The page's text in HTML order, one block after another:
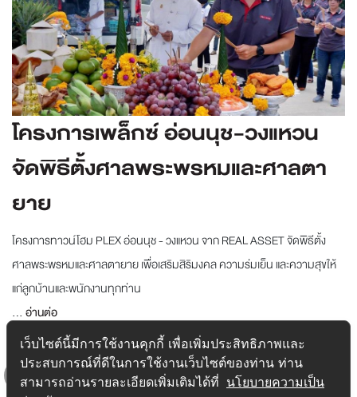
โครงการเพล็กซ์ อ่อนนุช-วงแหวน
จัดพิธีตั้งศาลพระพรหมและศาลตา
ยาย
โครงการทาวน์โฮม PLEX อ่อนนุช - วงแหวน จาก REAL ASSET จัดพิธีตั้ง
ศาลพระพรหมและศาลตายาย เพื่อเสริมสิริมงคล ความร่มเย็น และความสุขให้
แก่ลูกบ้านและพนักงานทุกท่าน
... อ่านต่อ
Tag :บ้านอ่อนนุช,ทาวน์โฮมใหม่,บ้านแนวคิดใหม่,Event,
Onnut - Wongwaen,PLEX อ่อนนุช - วงแหวน,Real Asset
Sustainable Nature,Townhome ,ข่าวอสังหา,คุณภาพชีวิตที่
เว็บไซต์นี้มีการใช้งานคุกกี้ เพื่อเพิ่มประสิทธิภาพและ
ประสบการณ์ที่ดีในการใช้งานเว็บไซต์ของท่าน ท่าน
สามารถอ่านรายละเอียดเพิ่มเติมได้ที่ นโยบายความเป็น